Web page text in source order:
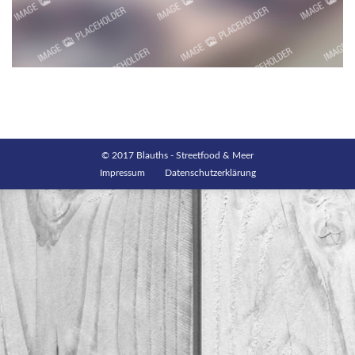
© 2017 Blauths - Streetfood & Meer
Impressum
Datenschutzerklärung